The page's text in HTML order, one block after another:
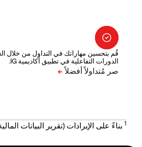
قُم بتحسين مهاراتك في التداول من خلال
الدورات التفاعلية في تطبيق أكاديمية IG.
1 بناءً على الإيرادات (تقرير البيانات المالية